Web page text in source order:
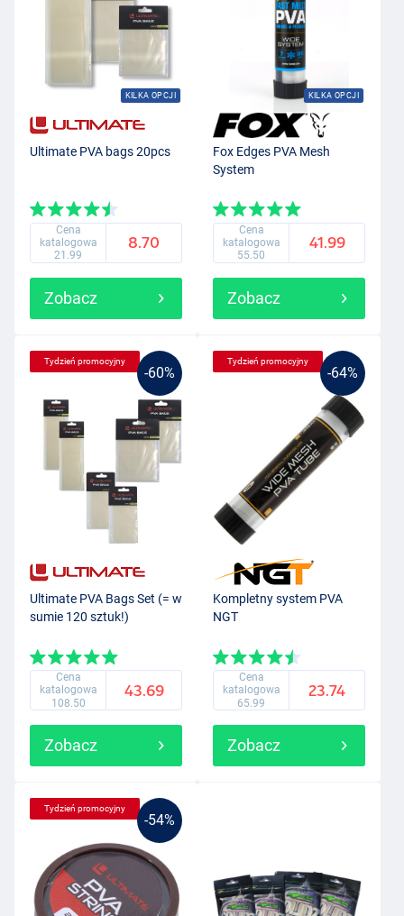
KILKA OPCJI
Ultimate PVA bags 20pcs
Cena
katalogowa
21.99
8.70
Zobacz
KILKA OPCJI
Fox Edges PVA Mesh
System
Cena
katalogowa
55.50
41.99
Zobacz
-60%
Tydzień promocyjny
Ultimate PVA Bags Set (= w
sumie 120 sztuk!)
Cena
katalogowa
108.50
43.69
Zobacz
-64%
Tydzień promocyjny
Kompletny system PVA
NGT
Cena
katalogowa
65.99
23.74
Zobacz
-54%
Tydzień promocyjny